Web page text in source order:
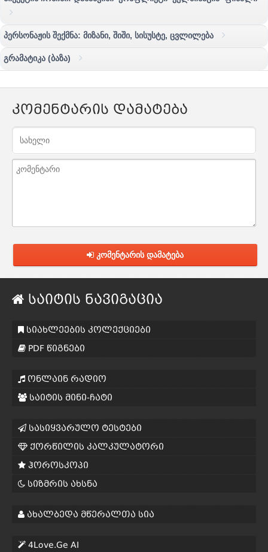
პერსონაჟის შექმნა: მიზანი, შიში, სისუსტე, ცვლილება
გრამატიკა (ბაზა)
კომენტარის დამატება
კომენტარის დამატება
საიტის ნავიგაცია
სიახლეების კოლექციები
PDF წიგნები
ონლაინ რადიო
საიტის მინი-ჩატი
სასიყვარულო ტესტები
ქორწილის კალკულატორი
ჰოროსკოპი
სიზმრის ახსნა
ახალბედა მწერალთა სია
4Love.Ge AI